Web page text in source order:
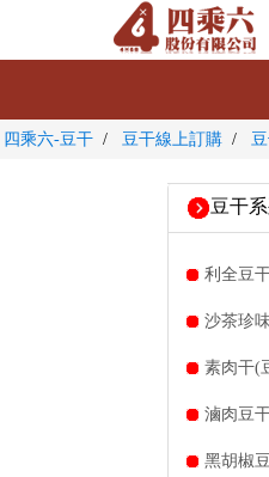
四乘六-豆干 豆干線上訂購
豆干系
利全豆
沙茶珍
素肉干(
滷肉豆
黑胡椒